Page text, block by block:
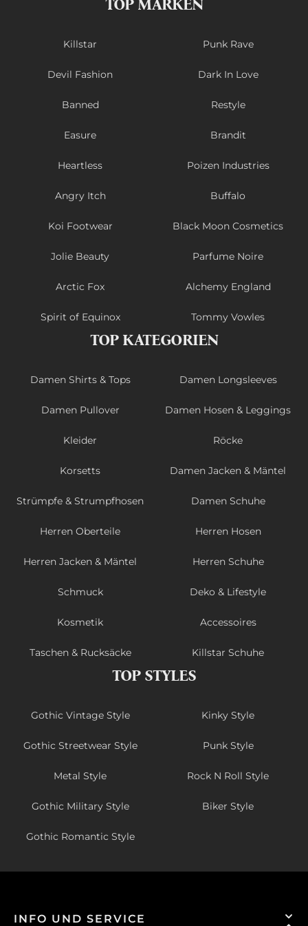
TOP MARKEN
Killstar Punk Rave
Devil Fashion Dark In Love
Banned Restyle
Easure Brandit
Heartless Poizen Industries
Angry Itch Buffalo
Koi Footwear Black Moon Cosmetics
Jolie Beauty Parfume Noire
Arctic Fox Alchemy England
Spirit of Equinox Tommy Vowles
TOP KATEGORIEN
Damen Shirts & Tops Damen Longsleeves
Damen Pullover Damen Hosen & Leggings
Kleider Röcke
Korsetts Damen Jacken & Mäntel
Strümpfe & Strumpfhosen Damen Schuhe
Herren Oberteile Herren Hosen
Herren Jacken & Mäntel Herren Schuhe
Schmuck Deko & Lifestyle
Kosmetik Accessoires
Taschen & Rucksäcke Killstar Schuhe
TOP STYLES
Gothic Vintage Style Kinky Style
Gothic Streetwear Style Punk Style
Metal Style Rock N Roll Style
Gothic Military Style Biker Style
Gothic Romantic Style
INFO UND SERVICE